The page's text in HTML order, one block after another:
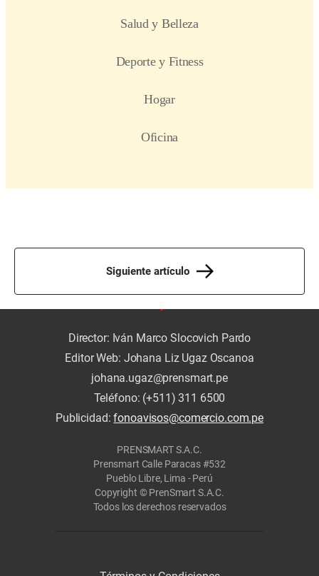
Siguiente artículo
Director: Iván Marco Slocovich Pardo
Editor Web: Johana Liz Ugaz Oscanoa
johana.ugaz@prensmart.pe
Teléfono: (+511) 311 6500
Publicidad:fonoavisos@comercio.com.pe
PRENSMART S.A.C.
Prensmart Calle Paracas #532
Pueblo Libre, Lima - Perú
Copyright © PrenSmart S.A.C.
Todos los derechos reservados